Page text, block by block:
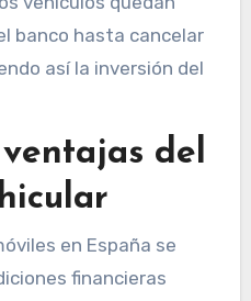
banco hasta cancelar
así la inversión del
del
en España se
financieras